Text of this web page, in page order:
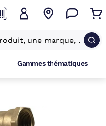
Gammes thématiques